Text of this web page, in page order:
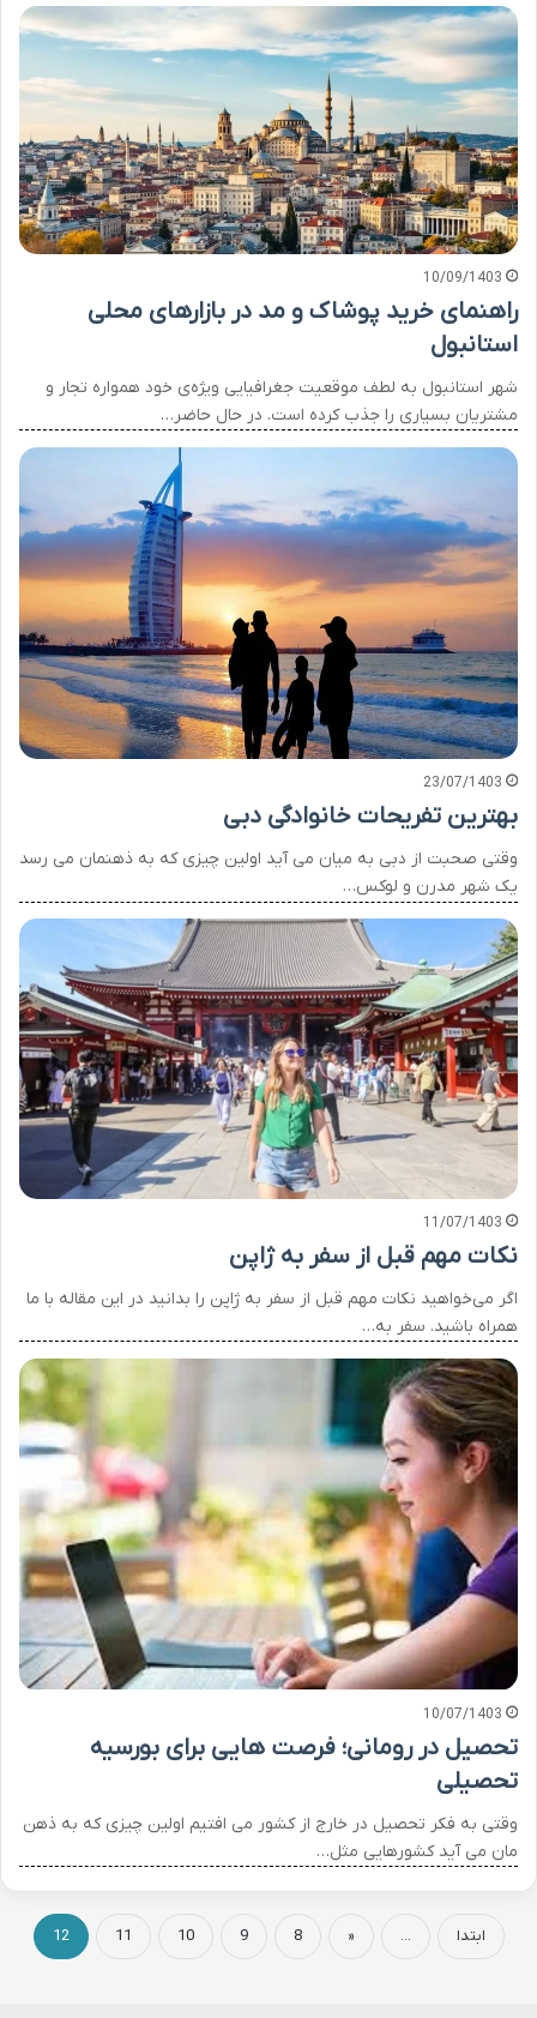
10/09/1403
راهنمای خرید پوشاک و مد در بازارهای محلی
استانبول
شهر استانبول به لطف موقعیت جغرافیایی ویژه‌ی خود همواره تجار و
مشتریان بسیاری را جذب کرده است. در حال حاضر…
23/07/1403
بهترین تفریحات خانوادگی دبی
وقتی صحبت از دبی به میان می آید اولین چیزی که به ذهنمان می رسد
یک شهر مدرن و لوکس…
11/07/1403
نکات مهم قبل از سفر به ژاپن
اگر می‌خواهید نکات مهم قبل از سفر به ژاپن را بدانید در این مقاله با ما
همراه باشید. سفر به…
10/07/1403
تحصیل در رومانی؛ فرصت هایی برای بورسیه
تحصیلی
وقتی به فکر تحصیل در خارج از کشور می افتیم اولین چیزی که به ذهن
مان می آید کشورهایی مثل…
ابتدا ...
«
8
9
10
11
12